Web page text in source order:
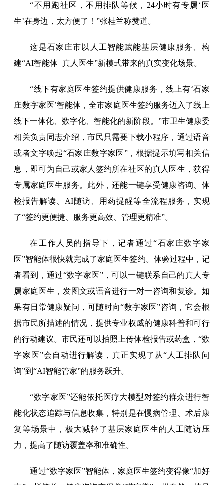
“不用跑社区，不用排队等候，24小时有专属‘医
生’在身边，太方便了！”张桂兰称赞道。
这是石家庄市以人工智能赋能基层健康服务、构
建“AI智能体+真人医生”新模式带来的真实变化场景。
“线下有家庭医生签约提供健康服务，线上有‘石家
庄数字家医’智能体，全市家庭医生签约服务迈入了线上
线下一体化、数字化、智能化的新阶段。”市卫生健康委
相关负责同志介绍，市民只需要下载小程序，通过语音
或者文字唤起“石家庄数字家医”，根据提示填写相关信
息，即可为自己或家人签约所在社区的真人医生，获得
专属家庭医生服务。此外，还能一键享受健康咨询、体
检报告解读、AI随访、用药提醒等全流程服务，实现
了“签约更便捷、服务更高效、管理更精准”。
在工作人员的指导下，记者通过“石家庄数字家
医”智能体很快就完成了家庭医生签约。体验过程中，记
者看到，通过“数字家医”，可以一键联系自己的真人专
属家庭医生，发图文或语音进行一对一咨询和复诊。如
果有日常健康疑问，可随时向“数字家医”咨询，它会根
据市民所描述的情况，提供专业权威的健康科普和可行
的行动建议。市民还可以拍照上传体检报告或药盒，“数
字家医”会自动进行解读，真正实现了从“人工排队问
询”到“AI智能管家”的服务跃升。
“数字家医”还能依托医疗大模型对签约群众进行智
能化状态追踪与信息收集，特别是在慢病管理、术后康
复等场景中，极大减轻了基层家庭医生的人工随访压
力，提高了随访覆盖率和准确性。
通过“数字家医”智能体，家庭医生签约变得像“加好